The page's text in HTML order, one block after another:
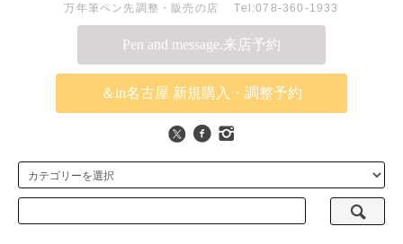
万年筆ペン先調整・販売の店 Tel:078-360-1933
Pen and message.来店予約
＆in名古屋 新規購入・調整予約